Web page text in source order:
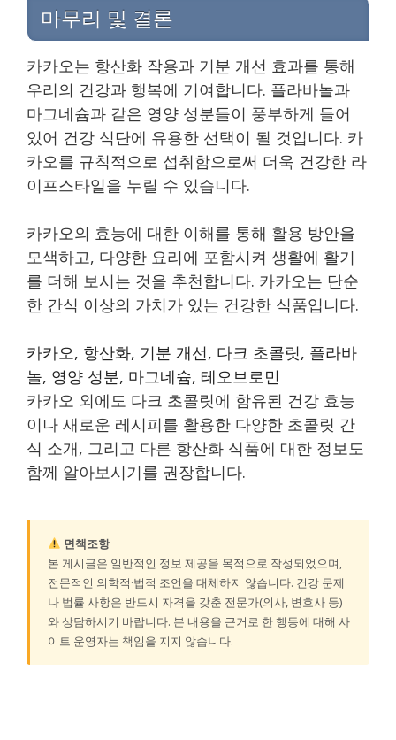
마무리 및 결론
카카오는 항산화 작용과 기분 개선 효과를 통해
우리의 건강과 행복에 기여합니다. 플라바놀과
마그네슘과 같은 영양 성분들이 풍부하게 들어
있어 건강 식단에 유용한 선택이 될 것입니다. 카
카오를 규칙적으로 섭취함으로써 더욱 건강한 라
이프스타일을 누릴 수 있습니다.
카카오의 효능에 대한 이해를 통해 활용 방안을
모색하고, 다양한 요리에 포함시켜 생활에 활기
를 더해 보시는 것을 추천합니다. 카카오는 단순
한 간식 이상의 가치가 있는 건강한 식품입니다.
카카오, 항산화, 기분 개선, 다크 초콜릿, 플라바
놀, 영양 성분, 마그네슘, 테오브로민
카카오 외에도 다크 초콜릿에 함유된 건강 효능
이나 새로운 레시피를 활용한 다양한 초콜릿 간
식 소개, 그리고 다른 항산화 식품에 대한 정보도
함께 알아보시기를 권장합니다.
면책조항
본 게시글은 일반적인 정보 제공을 목적으로 작성되었으며,
전문적인 의학적·법적 조언을 대체하지 않습니다. 건강 문제
나 법률 사항은 반드시 자격을 갖춘 전문가(의사, 변호사 등)
와 상담하시기 바랍니다. 본 내용을 근거로 한 행동에 대해 사
이트 운영자는 책임을 지지 않습니다.